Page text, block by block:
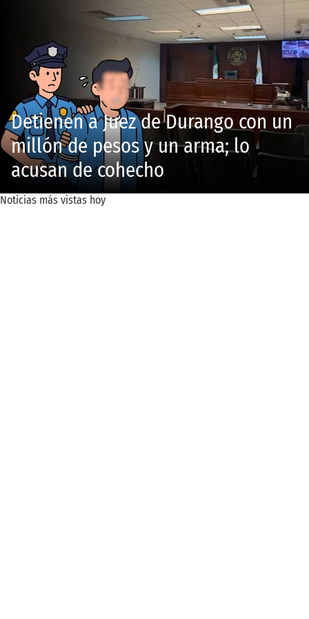
Detienen a Juez de Durango con un
millón de pesos y un arma; lo
acusan de cohecho
Noticias más vistas hoy